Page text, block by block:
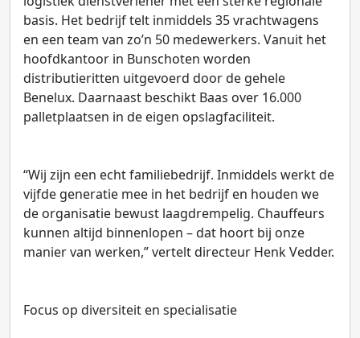
basis. Het bedrijf telt inmiddels 35 vrachtwagens
en een team van zo’n 50 medewerkers. Vanuit het
hoofdkantoor in Bunschoten worden
distributieritten uitgevoerd door de gehele
Benelux. Daarnaast beschikt Baas over 16.000
palletplaatsen in de eigen opslagfaciliteit.
“Wij zijn een echt familiebedrijf. Inmiddels werkt de
vijfde generatie mee in het bedrijf en houden we
de organisatie bewust laagdrempelig. Chauffeurs
kunnen altijd binnenlopen – dat hoort bij onze
manier van werken,” vertelt directeur Henk Vedder.
Focus op diversiteit en specialisatie